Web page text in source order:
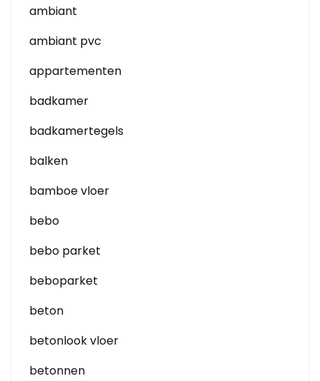
ambiant
ambiant pvc
appartementen
badkamer
badkamertegels
balken
bamboe vloer
bebo
bebo parket
beboparket
beton
betonlook vloer
betonnen